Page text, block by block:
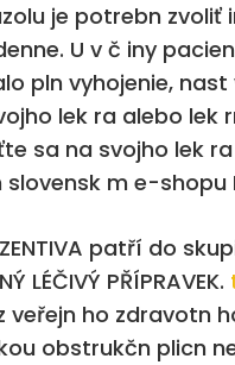
je potrebn zvoliť
U v č iny
pln vyhojenie,
lek ra alebo lek
sa na svojho lek
slovensk m e-shopu
ZENTIVA patří do
LÉČIVÝ PŘÍPRAVEK.
veřejn ho zdravotn
obstrukčn plicn